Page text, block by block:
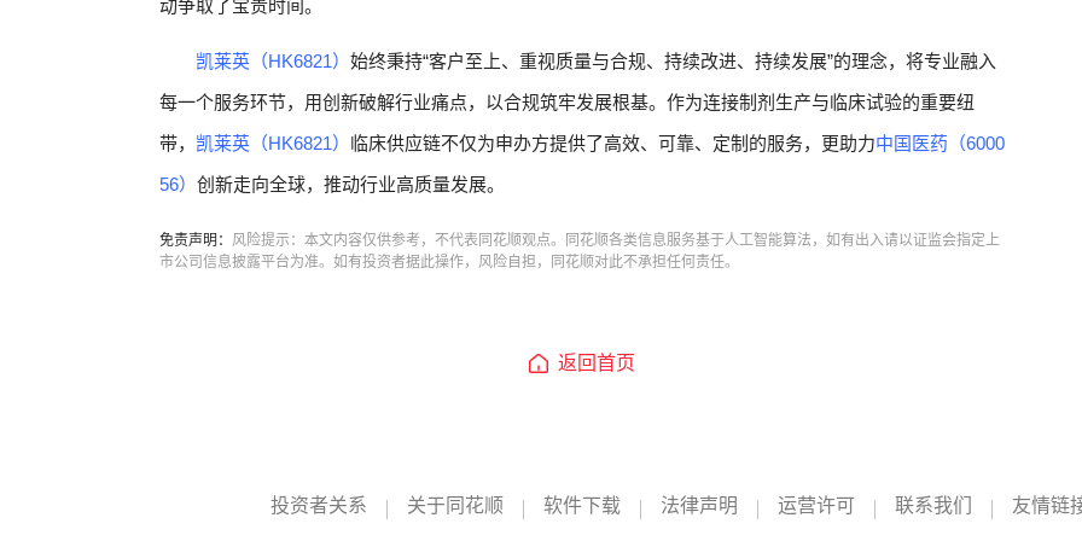
动争取了宝贵时间。
凯莱英（HK6821） 始终秉持“客户至上、重视质量与合规、持续改进、持续发展”的理念，将专业融入
每一个服务环节，用创新破解行业痛点，以合规筑牢发展根基。作为连接制剂生产与临床试验的重要纽
带， 凯莱英（HK6821） 临床供应链不仅为申办方提供了高效、可靠、定制的服务，更助力中国医药（6000
56） 创新走向全球，推动行业高质量发展。
免责声明： 风险提示：本文内容仅供参考，不代表同花顺观点。同花顺各类信息服务基于人工智能算法，如有出入请以证监会指定上
市公司信息披露平台为准。如有投资者据此操作，风险自担，同花顺对此不承担任何责任。
返回首页
投资者关系 关于同花顺 软件下载 法律声明 运营许可 联系我们 友情链